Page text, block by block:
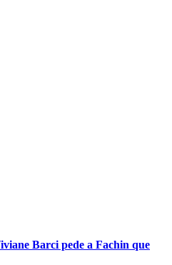
Barci pede a Fachin que